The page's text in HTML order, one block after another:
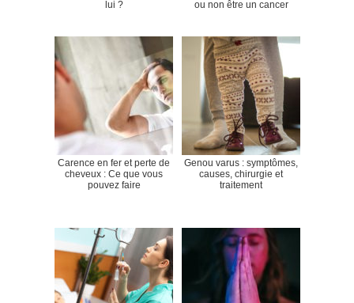
lui ?
ou non être un cancer
Carence en fer et perte de
cheveux : Ce que vous
pouvez faire
Genou varus : symptômes,
causes, chirurgie et
traitement